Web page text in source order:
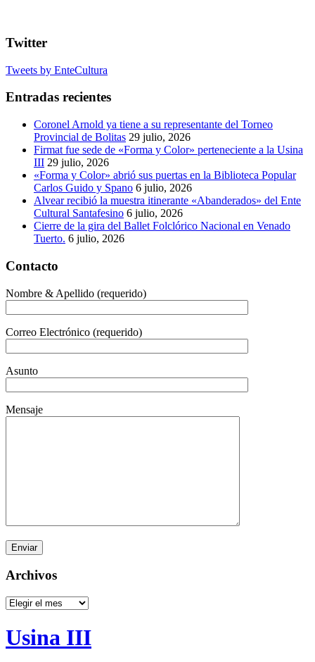
Twitter
Tweets by EnteCultura
Entradas recientes
Coronel Arnold ya tiene a su representante del Torneo
Provincial de Bolitas 29 julio, 2026
Firmat fue sede de «Forma y Color» perteneciente a la Usina
III 29 julio, 2026
«Forma y Color» abrió sus puertas en la Biblioteca Popular
Carlos Guido y Spano 6 julio, 2026
Alvear recibió la muestra itinerante «Abanderados» del Ente
Cultural Santafesino 6 julio, 2026
Cierre de la gira del Ballet Folclórico Nacional en Venado
Tuerto. 6 julio, 2026
Contacto
Nombre & Apellido (requerido)
Correo Electrónico (requerido)
Asunto
Mensaje
Archivos
Archivos
Usina III